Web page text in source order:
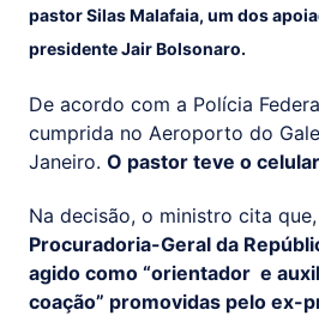
pastor Silas Malafaia, um dos
presidente Jair Bolsonaro.
De acordo com a Polícia
cumprida no Aeroporto do
Janeiro. O pastor teve o
Na decisão, o ministro cita que,
Procuradoria-Geral da
agido como “orientador e
coação” promovidas pelo ex-